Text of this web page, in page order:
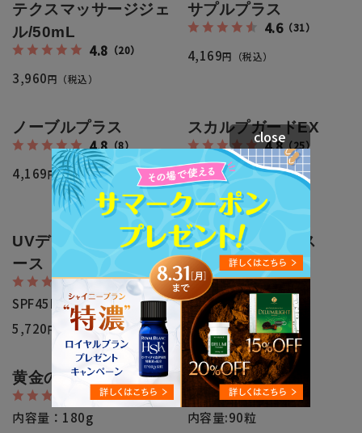
テクスマッサージジェ
ル/50mL
4.8 （20）
3,960円（税込）
サプルプラス
4.6（31）
4,169円（税込）
ノーブルプラス
4.8 （8）
4,169円（税込）
スカルプガードEX
4.8（25）
内容量:190mL
4,950
円（税込）
UVデイクリーム＆ベ
ース
4.7（22）
SPF45PA++
5,720円（税込）
カラーUV&ベース
4.9（28）
SPF50+PA+++
5,830円（税込）
黄金のコラーゲン
4.6（52）
内容量：180g
白肌星Mg
4.5（19）
内容量:90粒
close